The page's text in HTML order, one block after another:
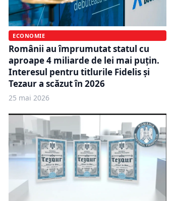
ECONOMIE
Românii au împrumutat statul cu
aproape 4 miliarde de lei mai puțin.
Interesul pentru titlurile Fidelis și
Tezaur a scăzut în 2026
25 mai 2026